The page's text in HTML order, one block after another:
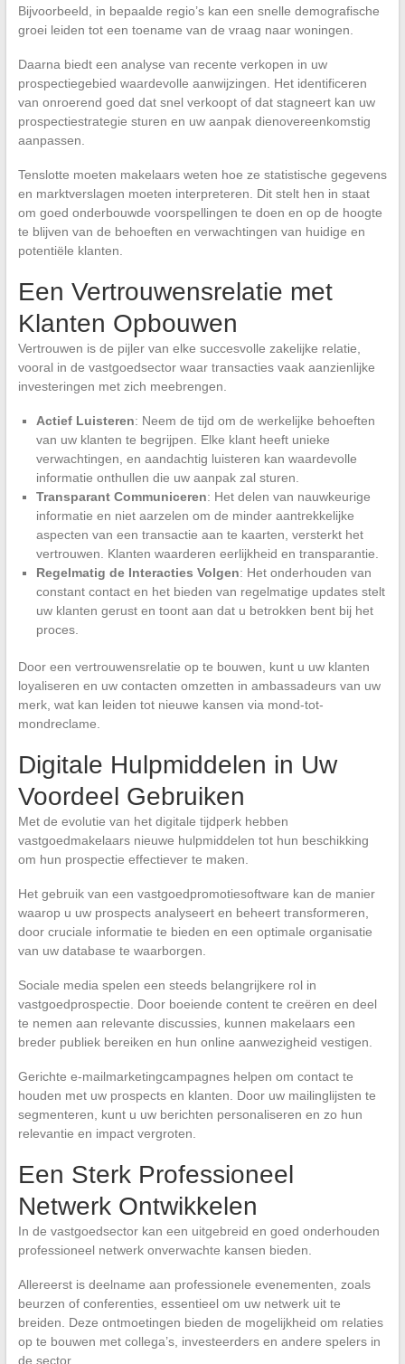
Bijvoorbeeld, in bepaalde regio’s kan een snelle demografische
groei leiden tot een toename van de vraag naar woningen.
Daarna biedt een analyse van recente verkopen in uw
prospectiegebied waardevolle aanwijzingen. Het identificeren
van onroerend goed dat snel verkoopt of dat stagneert kan uw
prospectiestrategie sturen en uw aanpak dienovereenkomstig
aanpassen.
Tenslotte moeten makelaars weten hoe ze statistische gegevens
en marktverslagen moeten interpreteren. Dit stelt hen in staat
om goed onderbouwde voorspellingen te doen en op de hoogte
te blijven van de behoeften en verwachtingen van huidige en
potentiële klanten.
Een Vertrouwensrelatie met
Klanten Opbouwen
Vertrouwen is de pijler van elke succesvolle zakelijke relatie,
vooral in de vastgoedsector waar transacties vaak aanzienlijke
investeringen met zich meebrengen.
Actief Luisteren: Neem de tijd om de werkelijke behoeften
van uw klanten te begrijpen. Elke klant heeft unieke
verwachtingen, en aandachtig luisteren kan waardevolle
informatie onthullen die uw aanpak zal sturen.
Transparant Communiceren: Het delen van nauwkeurige
informatie en niet aarzelen om de minder aantrekkelijke
aspecten van een transactie aan te kaarten, versterkt het
vertrouwen. Klanten waarderen eerlijkheid en transparantie.
Regelmatig de Interacties Volgen: Het onderhouden van
constant contact en het bieden van regelmatige updates stelt
uw klanten gerust en toont aan dat u betrokken bent bij het
proces.
Door een vertrouwensrelatie op te bouwen, kunt u uw klanten
loyaliseren en uw contacten omzetten in ambassadeurs van uw
merk, wat kan leiden tot nieuwe kansen via mond-tot-
mondreclame.
Digitale Hulpmiddelen in Uw
Voordeel Gebruiken
Met de evolutie van het digitale tijdperk hebben
vastgoedmakelaars nieuwe hulpmiddelen tot hun beschikking
om hun prospectie effectiever te maken.
Het gebruik van een vastgoedpromotiesoftware kan de manier
waarop u uw prospects analyseert en beheert transformeren,
door cruciale informatie te bieden en een optimale organisatie
van uw database te waarborgen.
Sociale media spelen een steeds belangrijkere rol in
vastgoedprospectie. Door boeiende content te creëren en deel
te nemen aan relevante discussies, kunnen makelaars een
breder publiek bereiken en hun online aanwezigheid vestigen.
Gerichte e-mailmarketingcampagnes helpen om contact te
houden met uw prospects en klanten. Door uw mailinglijsten te
segmenteren, kunt u uw berichten personaliseren en zo hun
relevantie en impact vergroten.
Een Sterk Professioneel
Netwerk Ontwikkelen
In de vastgoedsector kan een uitgebreid en goed onderhouden
professioneel netwerk onverwachte kansen bieden.
Allereerst is deelname aan professionele evenementen, zoals
beurzen of conferenties, essentieel om uw netwerk uit te
breiden. Deze ontmoetingen bieden de mogelijkheid om relaties
op te bouwen met collega’s, investeerders en andere spelers in
de sector.